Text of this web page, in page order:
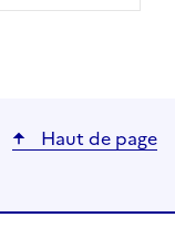
Haut de page